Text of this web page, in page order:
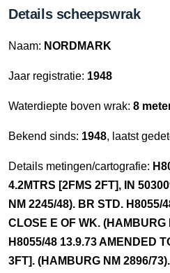
Details scheepswrak
Naam: NORDMARK
Jaar registratie: 1948
Waterdiepte boven wrak: 8
Bekend sinds: 1948, laatst
Details metingen/cartografie:
4.2MTRS [2FMS 2FT], IN
NM 2245/48). BR STD. H8055/
CLOSE E OF WK. (HAMBURG
H8055/48 13.9.73 AMENDED
3FT]. (HAMBURG NM 2896/